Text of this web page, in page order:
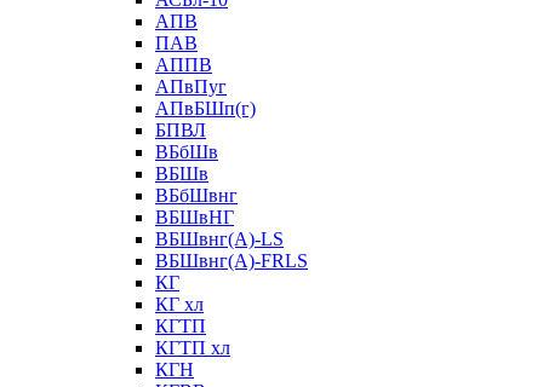
АПВ
ПАВ
АППВ
АПвПуг
АПвБШп(г)
БПВЛ
ВБбШв
ВБШв
ВБбШвнг
ВБШвНГ
ВБШвнг(А)-LS
ВБШвнг(А)-FRLS
КГ
КГ хл
КГТП
КГТП хл
КГН